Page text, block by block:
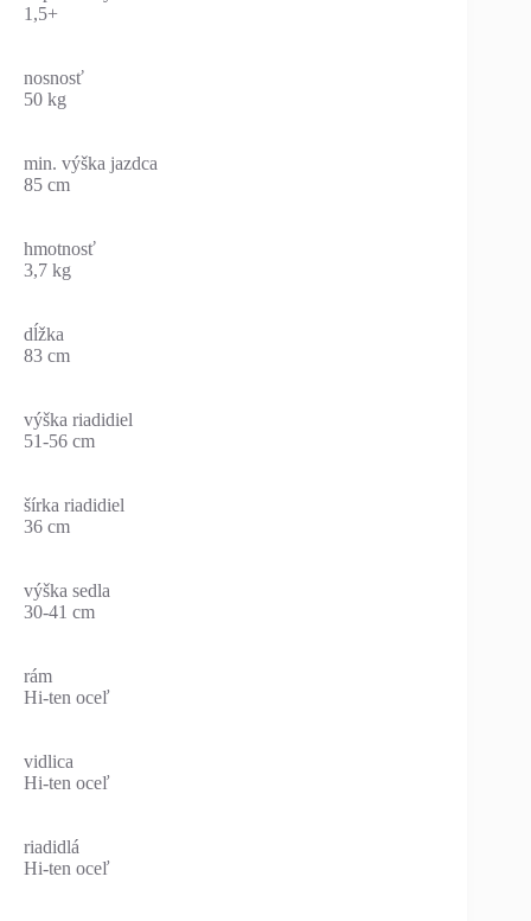
1,5+
nosnosť
50 kg
min. výška jazdca
85 cm
hmotnosť
3,7 kg
dĺžka
83 cm
výška riadidiel
51-56 cm
šírka riadidiel
36 cm
výška sedla
30-41 cm
rám
Hi-ten oceľ
vidlica
Hi-ten oceľ
riadidlá
Hi-ten oceľ